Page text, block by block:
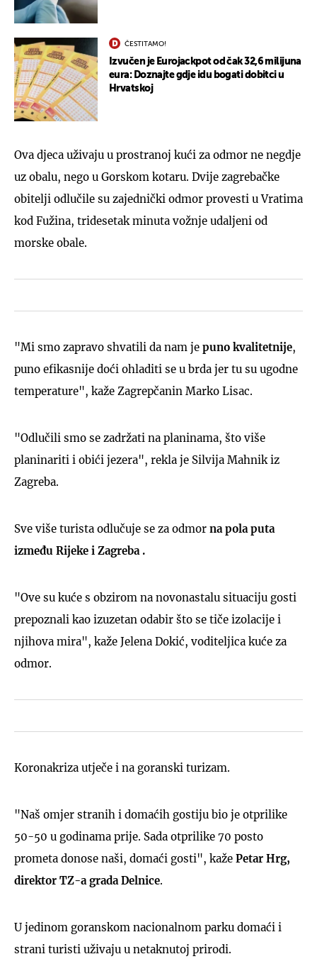
ČESTITAMO!
Izvučen je Eurojackpot od čak 32,6 milijuna
eura: Doznajte gdje idu bogati dobitci u
Hrvatskoj
Ova djeca uživaju u prostranoj kući za odmor ne negdje
uz obalu, nego u Gorskom kotaru. Dvije zagrebačke
obitelji odlučile su zajednički odmor provesti u Vratima
kod Fužina, tridesetak minuta vožnje udaljeni od
morske obale.
"Mi smo zapravo shvatili da nam je puno kvalitetnije,
puno efikasnije doći ohladiti se u brda jer tu su ugodne
temperature", kaže Zagrepčanin Marko Lisac.
"Odlučili smo se zadržati na planinama, što više
planinariti i obići jezera", rekla je Silvija Mahnik iz
Zagreba.
Sve više turista odlučuje se za odmor na pola puta
između Rijeke i Zagreba .
"Ove su kuće s obzirom na novonastalu situaciju gosti
prepoznali kao izuzetan odabir što se tiče izolacije i
njihova mira", kaže Jelena Dokić, voditeljica kuće za
odmor.
Koronakriza utječe i na goranski turizam.
"Naš omjer stranih i domaćih gostiju bio je otprilike
50-50 u godinama prije. Sada otprilike 70 posto
prometa donose naši, domaći gosti", kaže Petar Hrg,
direktor TZ-a grada Delnice.
U jedinom goranskom nacionalnom parku domaći i
strani turisti uživaju u netaknutoj prirodi.